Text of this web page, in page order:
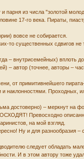
из числа "золотой
17-го века. Пираты,
вовсе не собирается.
то существенных сдвигов не
– внутрисемейных) вплоть
– автор (точнее, авторы –
от примитивнейшего
наклонностями. Проходных,
достоверно) – меркнут на
Превосходно
на мой взгляд.
Ну и для разнообразия –
следует обладать
И в этом автору тоже